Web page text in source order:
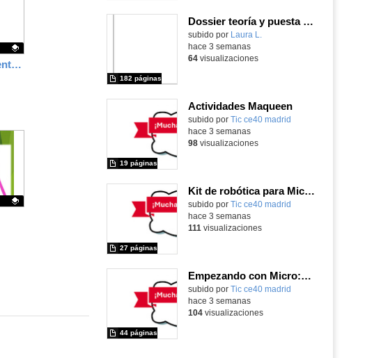
Diez textos sobre salud mental y bienestar emocional
Dossier teoría y puesta en práctica Äprendizaje Basado en Juegos en Educación Infantil y Primaria
Contenido educativo.
subido por Laura L.
182 páginas
hace 3 semanas
64visualizaciones
Actividades Maqueen
Contenido educativo.
subido por Tic ce40 madrid
19 páginas
hace 3 semanas
98visualizaciones
Kit de robótica para Micro:Bit
Contenido educativo.
subido por Tic ce40 madrid
27 páginas
hace 3 semanas
111 visualizaciones
Empezando con Micro:Bit y Maqueen
Contenido educativo.
subido por Tic ce40 madrid
44 páginas
hace 3 semanas
104visualizaciones